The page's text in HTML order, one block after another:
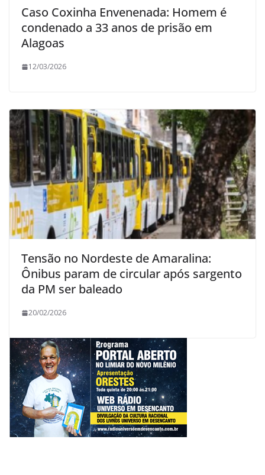
Caso Coxinha Envenenada: Homem é
condenado a 33 anos de prisão em
Alagoas
12/03/2026
Tensão no Nordeste de Amaralina:
Ônibus param de circular após sargento
da PM ser baleado
20/02/2026